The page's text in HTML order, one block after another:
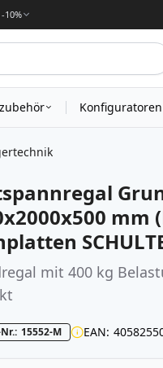
10%
Konfiguratoren
mm
mit 400 kg
15552-M EAN